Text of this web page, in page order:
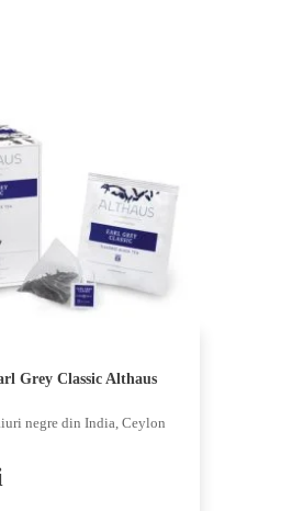
Grey Classic Althaus
negre din India, Ceylon